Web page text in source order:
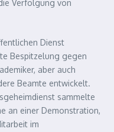
Verfolgung von
Dienst
Bespitzelung gegen
aber auch
Beamte entwickelt.
sammelte
an einer Demonstration,
im